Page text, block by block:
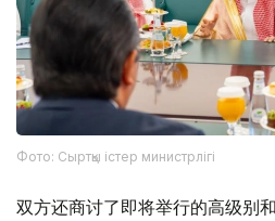
Фото: Сыртқы істер министрлігі
双方还商讨了即将举行的高级别